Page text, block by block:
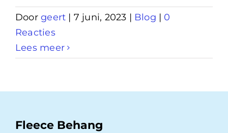
Doorgeert | 7 juni, 2023 | Blog | 0
Reacties
Lees meer
Fleece Behang